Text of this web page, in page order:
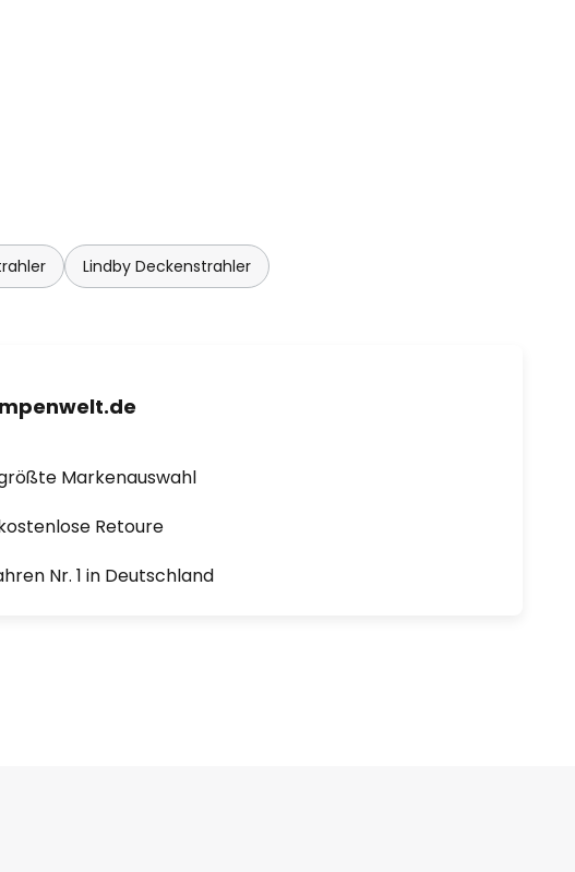
Lindby Deckenstrahler
Markenauswahl
Retoure
Nr. 1 in Deutschland